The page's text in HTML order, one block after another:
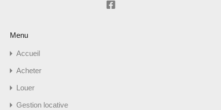
Menu
Accueil
Acheter
Louer
Gestion locative